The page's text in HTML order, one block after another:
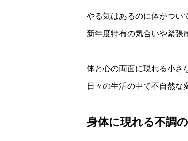
やる気はあるのに体がつい
新年度特有の気合いや緊張
体と心の両面に現れる小さ
日々の生活の中で不自然な
身体に現れる不調